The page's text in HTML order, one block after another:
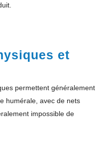
et
permettent généralement
humérale, avec de nets
impossible de